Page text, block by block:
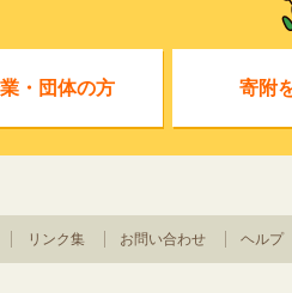
・団体の方 寄附
リンク集 お問い合わせ ヘルプ